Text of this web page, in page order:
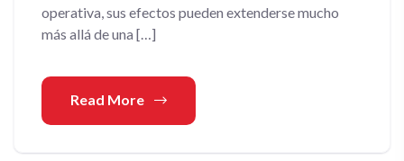
operativa, sus efectos pueden extenderse mucho
más allá de una […]
Read More